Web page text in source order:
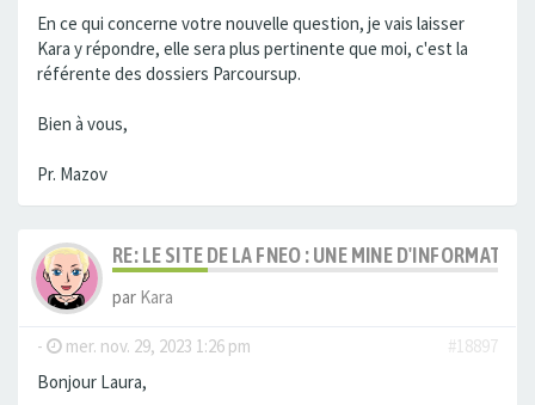
En ce qui concerne votre nouvelle question, je vais laisser
Kara y répondre, elle sera plus pertinente que moi, c'est la
référente des dossiers Parcoursup.
Bien à vous,
Pr. Mazov
RE: LE SITE DE LA FNEO : UNE MINE
par Kara
- mer. nov. 29, 2023 1:26 pm
#18897
Bonjour Laura,